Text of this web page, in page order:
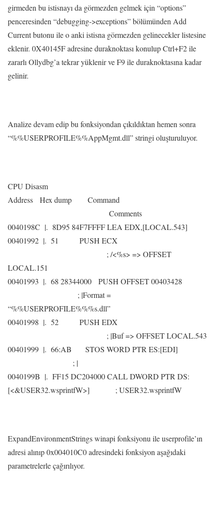
girmeden bu istisnayı da görmezden gelmek için “options”
penceresinden “debugging->exceptions” bölümünden Add
Current butonu ile o anki istisna görmezden gelinecekler listesine
eklenir. 0X40145F adresine duraknoktası konulup Ctrl+F2 ile
zararlı Ollydbg’a tekrar yüklenir ve F9 ile duraknoktasına kadar
gelinir.
Analize devam edip bu fonksiyondan çıkıldıktan hemen sonra
“%%USERPROFILE%%AppMgmt.dll” stringi oluşturuluyor.
CPU Disasm
Address Hex dump Command
Comments
0040198C |. 8D95 84F7FFFF LEA EDX,[LOCAL.543]
00401992 |. 51 PUSH ECX
; /<%s> => OFFSET
LOCAL.151
00401993 |. 68 28344000 PUSH OFFSET 00403428
; |Format =
“%%USERPROFILE%%%s.dll”
00401998 |. 52 PUSH EDX
; |Buf => OFFSET LOCAL.543
00401999 |. 66:AB STOS WORD PTR ES:[EDI]
; |
0040199B |. FF15 DC204000 CALL DWORD PTR DS:
[<&USER32.wsprintfW>] ; USER32.wsprintfW
ExpandEnvironmentStrings winapi fonksiyonu ile userprofile’ın
adresi alınıp 0x004010C0 adresindeki fonksiyon aşağıdaki
parametrelerle çağırılıyor.